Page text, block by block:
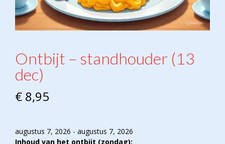
Ontbijt – standhouder (13
dec)
€ 8,95
augustus 7, 2026 - augustus 7, 2026
Inhoud van het ontbijt (zondag):